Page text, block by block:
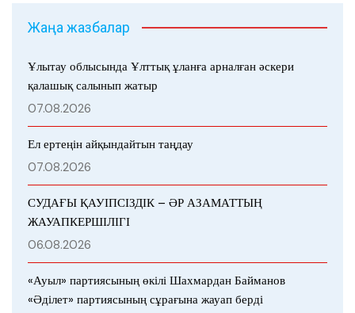
Жаңа жазбалар
Ұлытау облысында Ұлттық ұланға арналған әскери
қалашық салынып жатыр
07.08.2026
Ел ертеңін айқындайтын таңдау
07.08.2026
СУДАҒЫ ҚАУІПСІЗДІК – ӘР АЗАМАТТЫҢ
ЖАУАПКЕРШІЛІГІ
06.08.2026
«Ауыл» партиясының өкілі Шахмардан Байманов
«Әділет» партиясының сұрағына жауап берді